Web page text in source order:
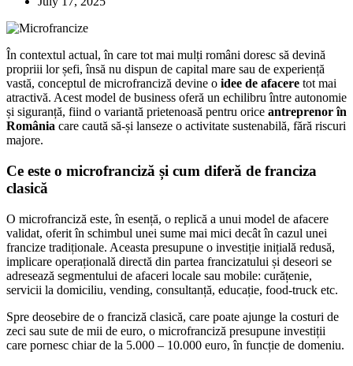
În contextul actual, în care tot mai mulți români doresc să devină
propriii lor șefi, însă nu dispun de capital mare sau de experiență
vastă, conceptul de microfranciză devine o idee de afacere tot mai
atractivă. Acest model de business oferă un echilibru între autonomie
și siguranță, fiind o variantă prietenoasă pentru orice antreprenor în
România care caută să-și lanseze o activitate sustenabilă, fără riscuri
majore.
Ce este o microfranciză și cum diferă de franciza
clasică
O microfranciză este, în esență, o replică a unui model de afacere
validat, oferit în schimbul unei sume mai mici decât în cazul unei
francize tradiționale. Aceasta presupune o investiție inițială redusă,
implicare operațională directă din partea francizatului și deseori se
adresează segmentului de afaceri locale sau mobile: curățenie,
servicii la domiciliu, vending, consultanță, educație, food-truck etc.
Spre deosebire de o franciză clasică, care poate ajunge la costuri de
zeci sau sute de mii de euro, o microfranciză presupune investiții
care pornesc chiar de la 5.000 – 10.000 euro, în funcție de domeniu.